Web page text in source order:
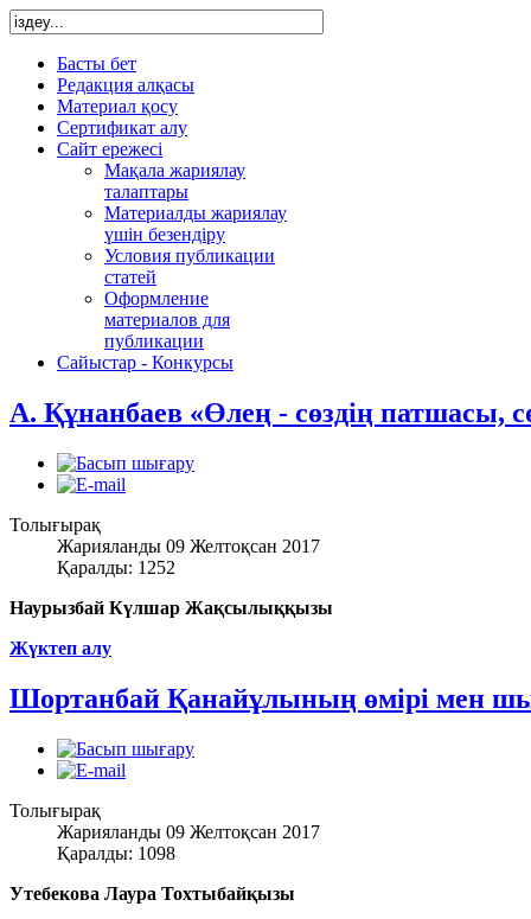
Басты бет
Редакция алқасы
Материал қосу
Сертификат алу
Сайт ережесі
Мақала жариялау
талаптары
Материалды жариялау
үшін безендіру
Условия публикации
статей
Оформление
материалов для
публикации
Сайыстар - Конкурсы
А. Құнанбаев «Өлең - сөздің патшасы,
Толығырақ
Жарияланды 09 Желтоқсан 2017
Қаралды: 1252
Наурызбай Күлшар Жақсылыққызы
Жүктеп алу
Шортанбай Қанайұлының өмірі мен
Толығырақ
Жарияланды 09 Желтоқсан 2017
Қаралды: 1098
Утебекова Лаура Тохтыбайқызы